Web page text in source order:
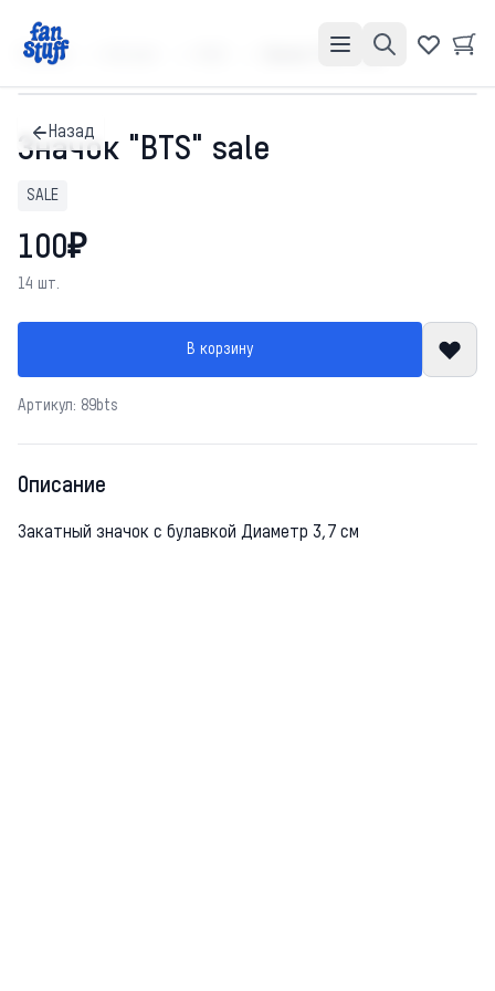
Главная Значок "BTS" sale
Назад
Значок "BTS" sale
SALE
100₽
14 шт.
В корзину
Артикул: 89bts
Описание
Закатный значок с булавкой Диаметр 3,7 см